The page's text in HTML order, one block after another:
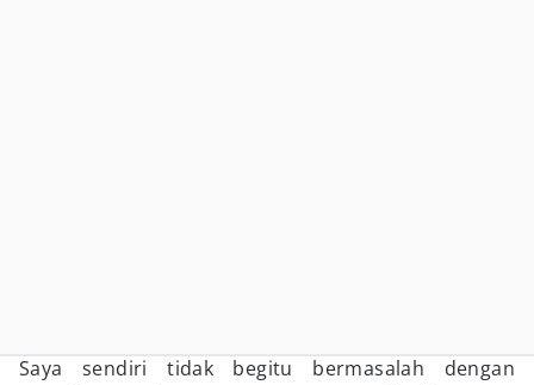
Saya sendiri tidak begitu bermasalah dengan